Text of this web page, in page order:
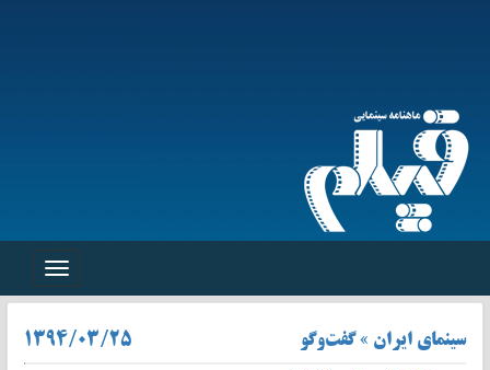
Toggle
سینمای ایران » گفت‌وگو ۱۳۹۴/۰۳/۲۵